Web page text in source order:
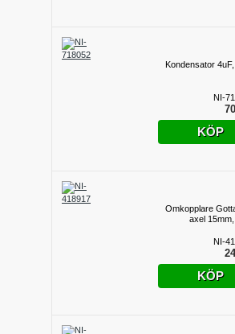
Kondensator
NI-
KÖP
Omkopplare
axel
NI-
KÖP